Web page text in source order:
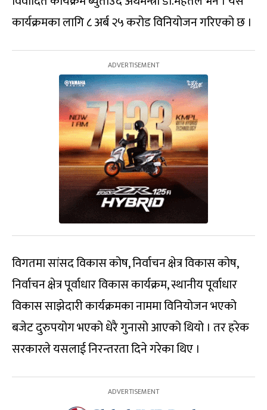
कार्यक्रमका लागि ८ अर्ब २५ करोड विनियोजन गरिएको छ ।
विगतमा सांसद विकास कोष, निर्वाचन क्षेत्र विकास कोष,
निर्वाचन क्षेत्र पूर्वाधार विकास कार्यक्रम, स्थानीय पूर्वाधार
विकास साझेदारी कार्यक्रमका नाममा विनियोजन भएको
बजेट दुरुपयोग भएको धेरै गुनासो आएको थियो । तर हरेक
सरकारले यसलाई निरन्तरता दिने गरेका थिए ।